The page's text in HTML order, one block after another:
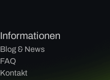
Informationen
Blog & News
FAQ
Kontakt